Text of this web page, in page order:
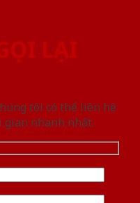
LẠI
tôi có thể liên hệ
nhanh nhất.